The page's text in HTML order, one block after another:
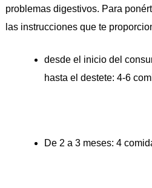
problemas digestivos. Para
las instrucciones que te
desde el inicio del
hasta el destete: 4-6
De 2 a 3 meses: 4